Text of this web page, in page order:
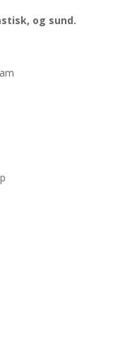
og sund.